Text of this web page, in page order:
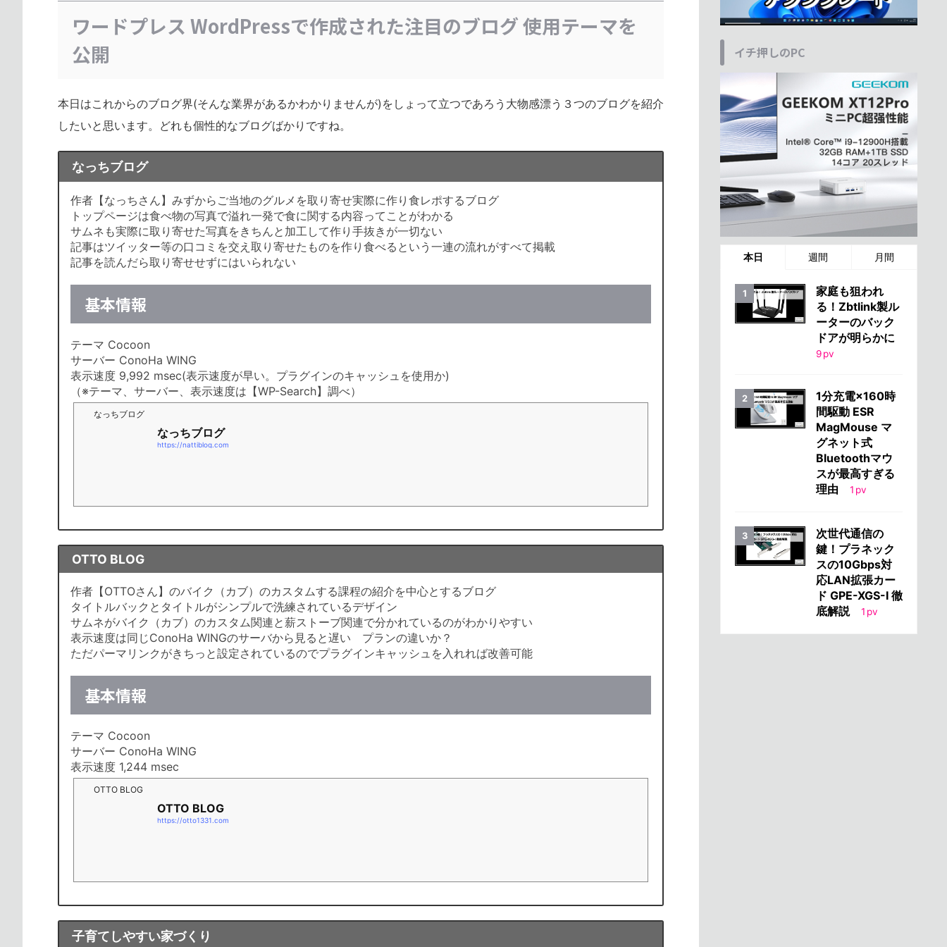
ワードプレス WordPressで作成された注目のブログ 使用テーマを
公開
本日はこれからのブログ界(そんな業界があるかわかりませんが)をしょって立つであろう大物感漂う３つのブログを紹介
したいと思います。どれも個性的なブログばかりですね。
なっちブログ
作者【なっちさん】みずからご当地のグルメを取り寄せ実際に作り食レポするブログ
トップページは食べ物の写真で溢れ一発で食に関する内容ってことがわかる
サムネも実際に取り寄せた写真をきちんと加工して作り手抜きが一切ない
記事はツイッター等の口コミを交え取り寄せたものを作り食べるという一連の流れがすべて掲載
記事を読んだら取り寄せせずにはいられない
基本情報
テーマ Cocoon
サーバー ConoHa WING
表示速度 9,992 msec(表示速度が早い。プラグインのキャッシュを使用か)
（※テーマ、サーバー、表示速度は【WP-Search】調べ）
なっちブログ
なっちブログ
https://nattiblog.com
OTTO BLOG
作者【OTTOさん】のバイク（カブ）のカスタムする課程の紹介を中心とするブログ
タイトルバックとタイトルがシンプルで洗練されているデザイン
サムネがバイク（カブ）のカスタム関連と薪ストーブ関連で分かれているのがわかりやすい
表示速度は同じConoHa WINGのサーバから見ると遅い プランの違いか？
ただパーマリンクがきちっと設定されているのでプラグインキャッシュを入れれば改善可能
基本情報
テーマ Cocoon
サーバー ConoHa WING
表示速度 1,244 msec
OTTO BLOG
OTTO BLOG
https://otto1331.com
子育てしやすい家づくり
イチ押しのPC
本日 週間 月間
家庭も狙われ
る！Zbtlink製ル
ーターのバック
ドアが明らかに
9pv
1分充電×160時
間駆動 ESR
MagMouse マ
グネット式
Bluetoothマウ
スが最高すぎる
理由
1 pv
次世代通信の
鍵！プラネック
スの10Gbps対
応LAN拡張カー
ド GPE-XGS-I 徹
底解説
1 pv